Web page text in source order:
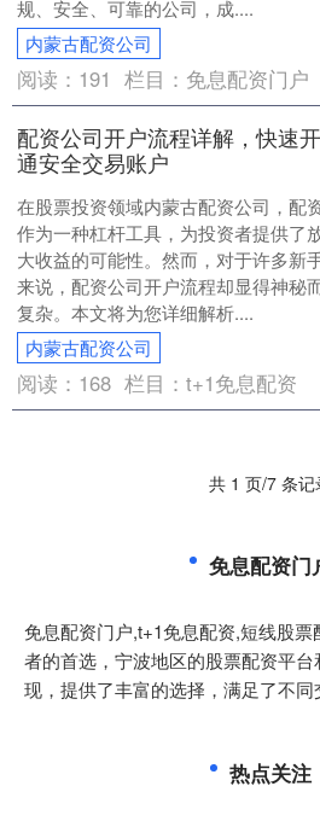
规、安全、可靠的公司，成....
内蒙古配资公司
阅读： 191 栏目： 免息配资门户
配资公司开户流程详解，快速开
通安全交易账户
在股票投资领域内蒙古配资公司，配
作为一种杠杆工具，为投资者提供了
大收益的可能性。然而，对于许多新
来说，配资公司开户流程却显得神秘
复杂。本文将为您详细解析....
内蒙古配资公司
阅读： 168 栏目：t+1免息配资
共 1 页/7 条记
免息配资门
免息配资门户,t+1免息配资,短线股
者的首选，宁波地区的股票配资平
现，提供了丰富的选择，满足了不同
热点关注